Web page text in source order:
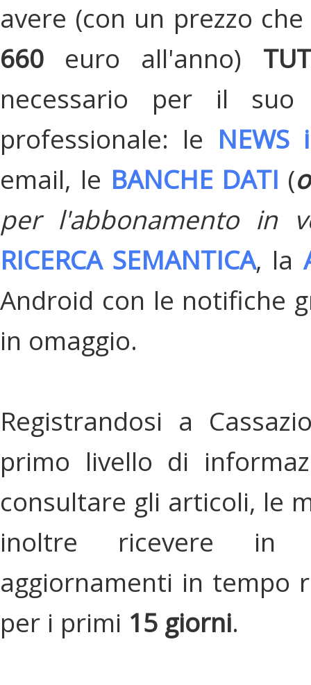
avere (con un prezzo
660 euro all'anno)
necessario per il suo
professionale: le
email, le BANCHE DATI (
per l'abbonamento in
RICERCA SEMANTICA, la
Android con le notifiche
in omaggio.
Registrandosi a
primo livello di
consultare gli articoli, le
inoltre ricevere in
aggiornamenti in tempo
per i primi 15 giorni.